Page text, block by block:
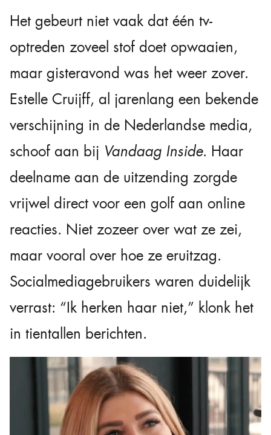
Het gebeurt niet vaak dat één tv-
optreden zoveel stof doet opwaaien,
maar gisteravond was het weer zover.
Estelle Cruijff, al jarenlang een bekende
verschijning in de Nederlandse media,
schoof aan bij Vandaag Inside. Haar
deelname aan de uitzending zorgde
vrijwel direct voor een golf aan online
reacties. Niet zozeer over wat ze zei,
maar vooral over hoe ze eruitzag.
Socialmediagebruikers waren duidelijk
verrast: “Ik herken haar niet,” klonk het
in tientallen berichten.